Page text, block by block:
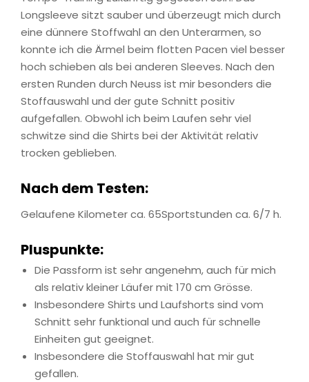
Longsleeve sitzt sauber und überzeugt mich durch
eine dünnere Stoffwahl an den Unterarmen, so
konnte ich die Ärmel beim flotten Pacen viel besser
hoch schieben als bei anderen Sleeves. Nach den
ersten Runden durch Neuss ist mir besonders die
Stoffauswahl und der gute Schnitt positiv
aufgefallen. Obwohl ich beim Laufen sehr viel
schwitze sind die Shirts bei der Aktivität relativ
trocken geblieben.
Nach dem Testen:
Gelaufene Kilometer ca. 65Sportstunden ca. 6/7 h.
Pluspunkte:
Die Passform ist sehr angenehm, auch für mich
als relativ kleiner Läufer mit 170 cm Grösse.
Insbesondere Shirts und Laufshorts sind vom
Schnitt sehr funktional und auch für schnelle
Einheiten gut geeignet.
Insbesondere die Stoffauswahl hat mir gut
gefallen.